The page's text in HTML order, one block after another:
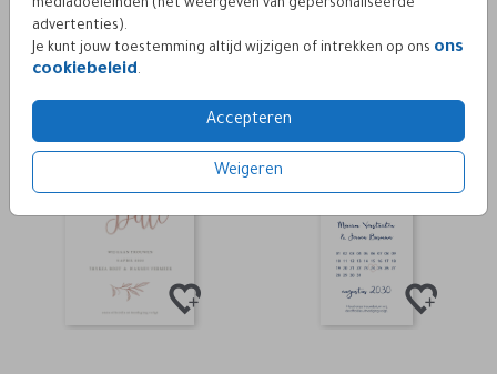
mediadoeleinden (het weergeven van gepersonaliseerde
advertenties).
Je kunt jouw toestemming altijd wijzigen of intrekken op ons ons
cookiebeleid.
Accepteren
Weigeren